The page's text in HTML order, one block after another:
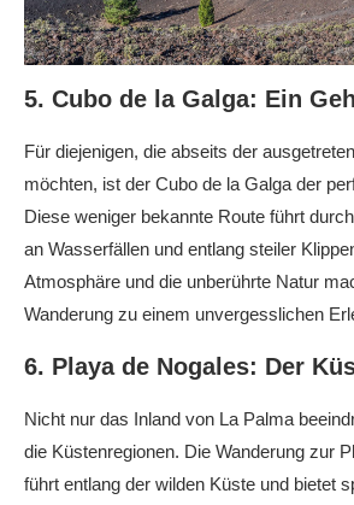
5. Cubo de la Galga: Ein
Für diejenigen, die abseits der
möchten, ist der Cubo de la Galga der
Diese weniger bekannte Route führt
an Wasserfällen und entlang steiler
Atmosphäre und die unberührte Natur
Wanderung zu einem unvergesslichen
6. Playa de Nogales: Der
Nicht nur das Inland von La Palma
die Küstenregionen. Die Wanderung zur
führt entlang der wilden Küste und bietet